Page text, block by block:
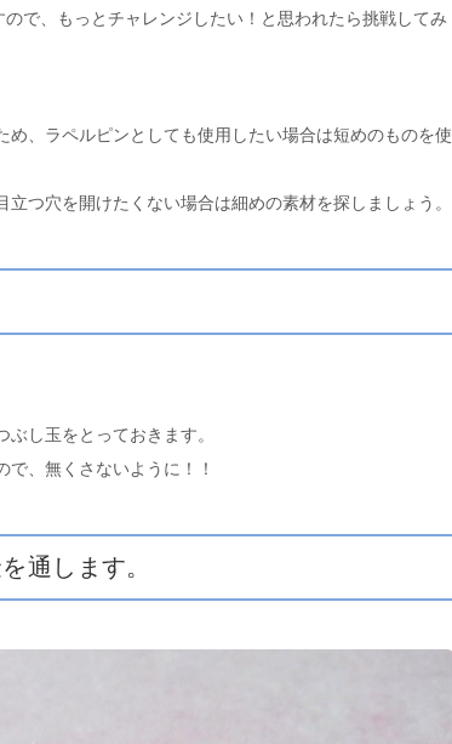
で、もっとチャレンジしたい！と思われたら挑戦してみ
め、ラペルピンとしても使用したい場合は短めのものを使
つ穴を開けたくない場合は細めの素材を探しましょう。
し玉をとっておきます。
、無くさないように！！
通します。